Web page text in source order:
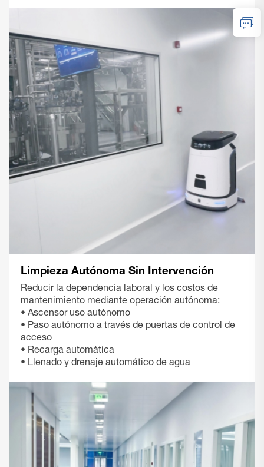
Limpieza Autónoma Sin Intervención
Reducir la dependencia laboral y los costos de
mantenimiento mediante operación autónoma:
• Ascensor uso autónomo
• Paso autónomo a través de puertas de control de
acceso
• Recarga automática
• Llenado y drenaje automático de agua